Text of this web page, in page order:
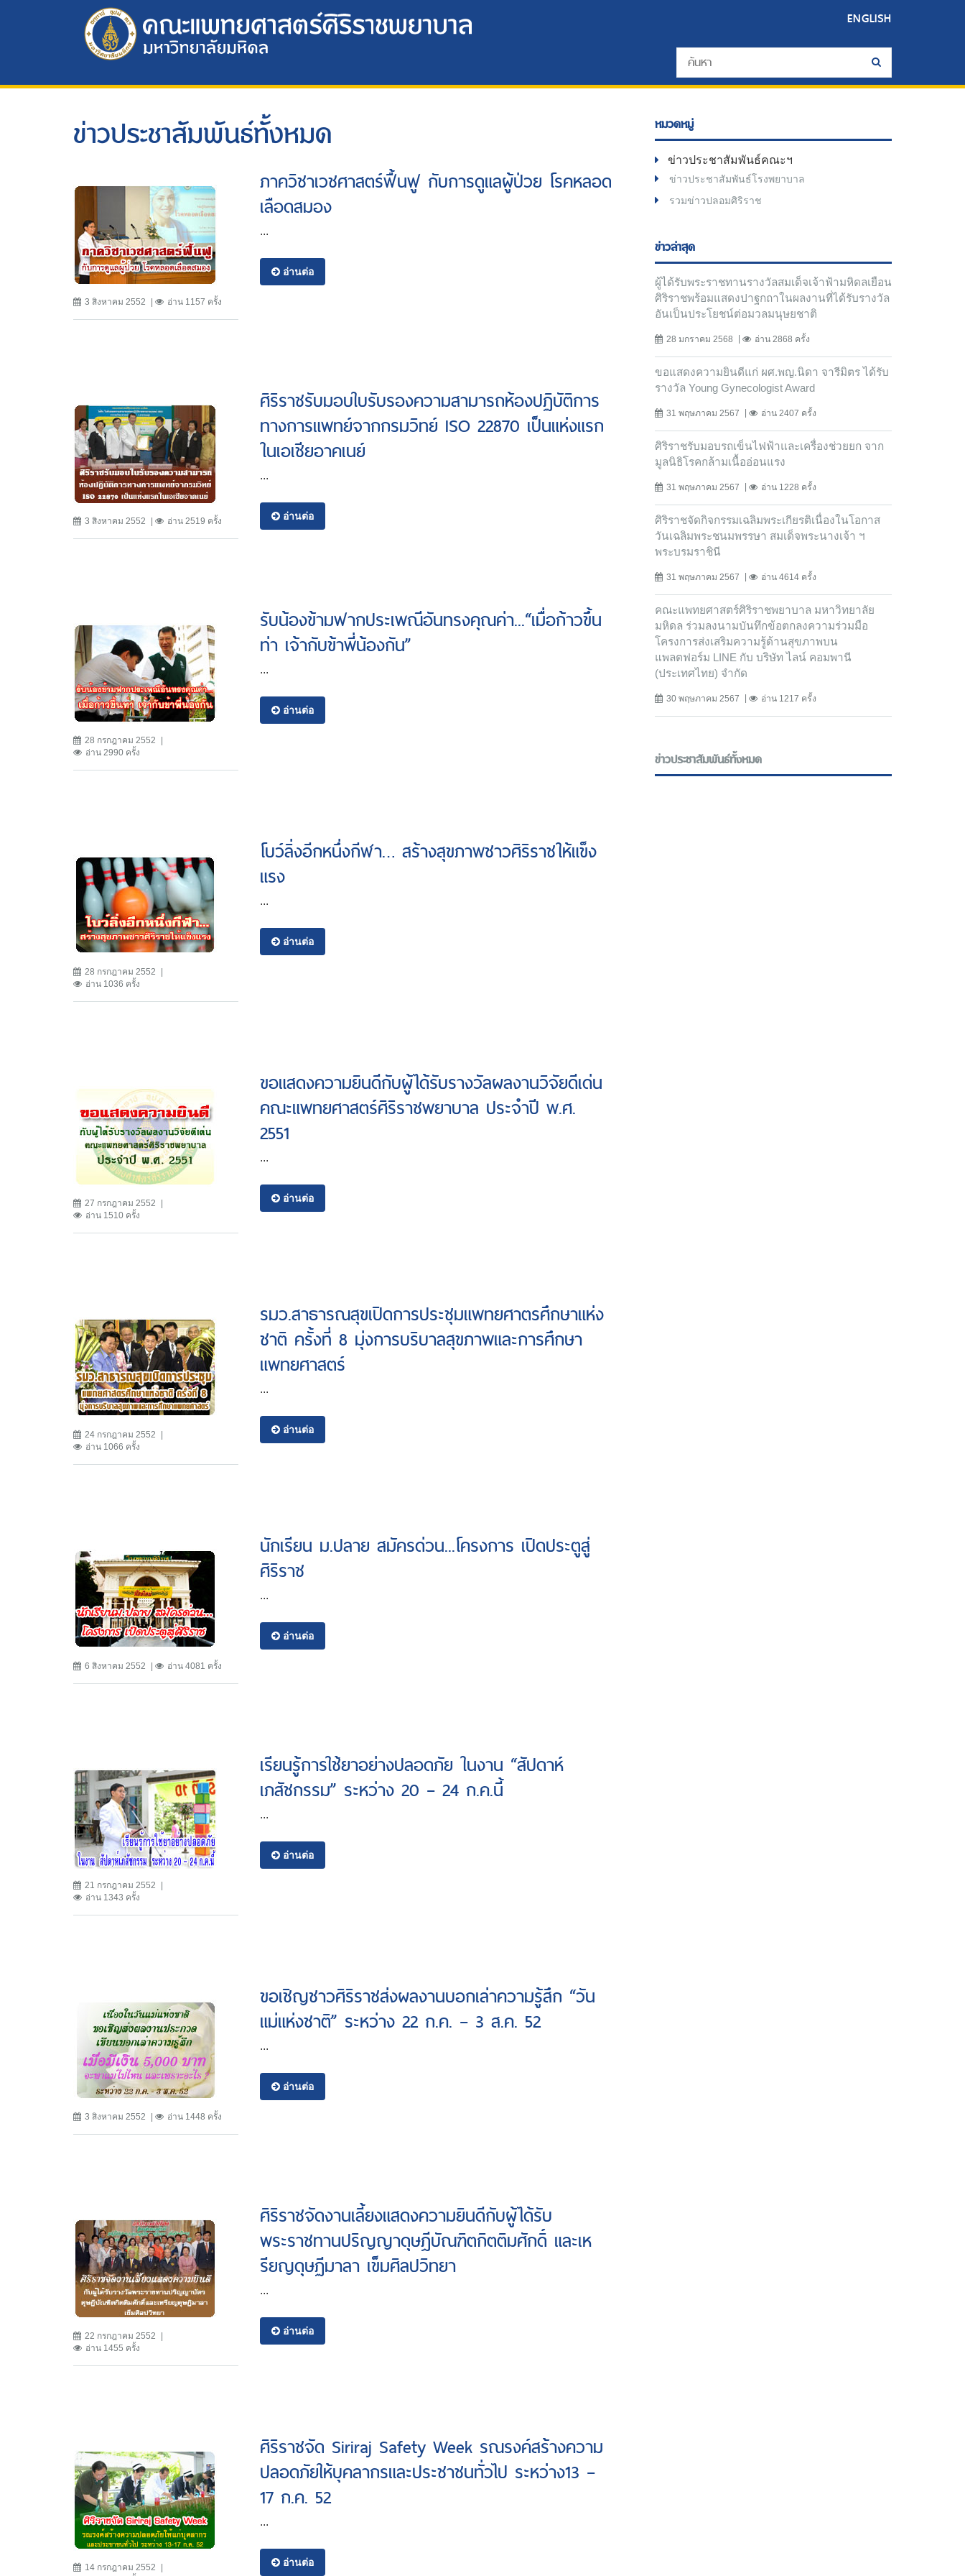
ENGLISH
ข่าวประชาสัมพันธ์ทั้งหมด
3 สิงหาคม 2552 อ่าน 1157 ครั้ง
ภาควิชาเวชศาสตร์ฟื้นฟู กับการดูแลผู้ป่วย โรคหลอด
เลือดสมอง
...
อ่านต่อ
3 สิงหาคม 2552 อ่าน 2519 ครั้ง
ศิริราชรับมอบใบรับรองความสามารถห้องปฏิบัติการ
ทางการแพทย์จากกรมวิทย์ ISO 22870 เป็นแห่งแรก
ในเอเชียอาคเนย์
...
อ่านต่อ
28 กรกฎาคม 2552
อ่าน 2990 ครั้ง
รับน้องข้ามฟากประเพณีอันทรงคุณค่า...“เมื่อก้าวขึ้น
ท่า เจ้ากับข้าพี่น้องกัน”
...
อ่านต่อ
28 กรกฎาคม 2552
อ่าน 1036 ครั้ง
โบว์ลิ่งอีกหนึ่งกีฬา… สร้างสุขภาพชาวศิริราชให้แข็ง
แรง
...
อ่านต่อ
27 กรกฎาคม 2552
อ่าน 1510 ครั้ง
ขอแสดงความยินดีกับผู้ได้รับรางวัลผลงานวิจัยดีเด่น
คณะแพทยศาสตร์ศิริราชพยาบาล ประจำปี พ.ศ.
2551
...
อ่านต่อ
24 กรกฎาคม 2552
อ่าน 1066 ครั้ง
รมว.สาธารณสุขเปิดการประชุมแพทยศาตรศึกษาแห่ง
ชาติ ครั้งที่ 8 มุ่งการบริบาลสุขภาพและการศึกษา
แพทยศาสตร์
...
อ่านต่อ
6 สิงหาคม 2552 อ่าน 4081 ครั้ง
นักเรียน ม.ปลาย สมัครด่วน...โครงการ เปิดประตูสู่
ศิริราช
...
อ่านต่อ
21 กรกฎาคม 2552
อ่าน 1343 ครั้ง
เรียนรู้การใช้ยาอย่างปลอดภัย ในงาน “สัปดาห์
เภสัชกรรม” ระหว่าง 20 – 24 ก.ค.นี้
...
อ่านต่อ
3 สิงหาคม 2552 อ่าน 1448 ครั้ง
ขอเชิญชาวศิริราชส่งผลงานบอกเล่าความรู้สึก “วัน
แม่แห่งชาติ” ระหว่าง 22 ก.ค. – 3 ส.ค. 52
...
อ่านต่อ
22 กรกฎาคม 2552
อ่าน 1455 ครั้ง
ศิริราชจัดงานเลี้ยงแสดงความยินดีกับผู้ได้รับ
พระราชทานปริญญาดุษฎีบัณฑิตกิตติมศักดิ์ และเห
รียญดุษฏีมาลา เข็มศิลปวิทยา
...
อ่านต่อ
14 กรกฎาคม 2552
ศิริราชจัด Siriraj Safety Week รณรงค์สร้างความ
ปลอดภัยให้บุคลากรและประชาชนทั่วไป ระหว่าง13 –
17 ก.ค. 52
...
อ่านต่อ
หมวดหมู่
ข่าวประชาสัมพันธ์คณะฯ
ข่าวประชาสัมพันธ์โรงพยาบาล
รวมข่าวปลอมศิริราช
ข่าวล่าสุด
ผู้ได้รับพระราชทานรางวัลสมเด็จเจ้าฟ้ามหิดลเยือน
ศิริราชพร้อมแสดงปาฐกถาในผลงานที่ได้รับรางวัล
อันเป็นประโยชน์ต่อมวลมนุษยชาติ
28 มกราคม 2568 อ่าน 2868 ครั้ง
ขอแสดงความยินดีแก่ ผศ.พญ.นิดา จารีมิตร ได้รับ
รางวัล Young Gynecologist Award
31 พฤษภาคม 2567 อ่าน 2407 ครั้ง
ศิริราชรับมอบรถเข็นไฟฟ้าและเครื่องช่วยยก จาก
มูลนิธิโรคกล้ามเนื้ออ่อนแรง
31 พฤษภาคม 2567 อ่าน 1228 ครั้ง
ศิริราชจัดกิจกรรมเฉลิมพระเกียรติเนื่องในโอกาส
วันเฉลิมพระชนมพรรษา สมเด็จพระนางเจ้า ฯ
พระบรมราชินี
31 พฤษภาคม 2567 อ่าน 4614 ครั้ง
คณะแพทยศาสตร์ศิริราชพยาบาล มหาวิทยาลัย
มหิดล ร่วมลงนามบันทึกข้อตกลงความร่วมมือ
โครงการส่งเสริมความรู้ด้านสุขภาพบน
แพลตฟอร์ม LINE กับ บริษัท ไลน์ คอมพานี
(ประเทศไทย) จํากัด
30 พฤษภาคม 2567 อ่าน 1217 ครั้ง
ข่าวประชาสัมพันธ์ทั้งหมด